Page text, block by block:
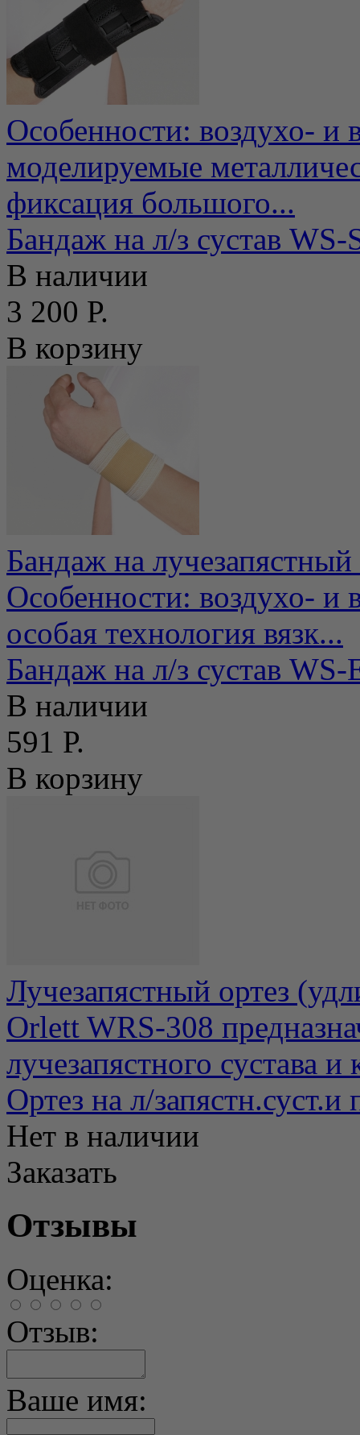
Особенности: воздухо- и
моделируемые
фиксация большого...
Бандаж на л/з сустав
В наличии
3 200 Р.
В корзину
Бандаж на
Особенности: воздухо- и
особая технология вязк...
Бандаж на л/з сустав
В наличии
591 Р.
В корзину
Лучезапястный ортез
Orlett WRS-308
лучезапястного сустава и
Ортез на л/
Нет в наличии
Заказать
Отзывы
Оценка:
Отзыв:
Ваше имя: